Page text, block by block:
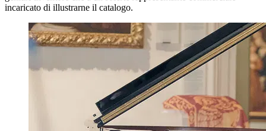
incaricato di illustrarne il catalogo.